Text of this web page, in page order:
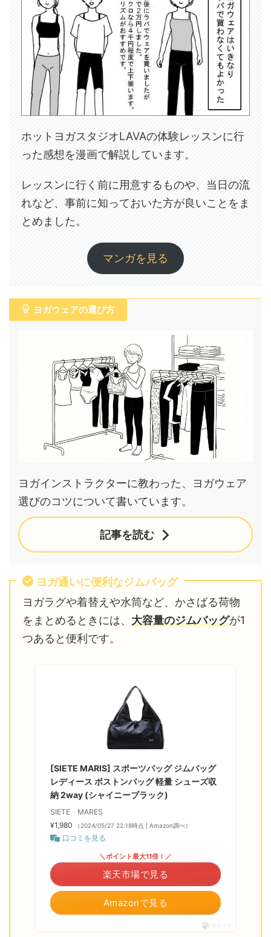
ホットヨガスタジオLAVAの体験レッスンに行
った感想を漫画で解説しています。
レッスンに行く前に用意するものや、当日の流
れなど、事前に知っておいた方が良いことをま
とめました。
マンガを見る
ヨガウェアの選び方
ヨガインストラクターに教わった、ヨガウェア
選びのコツについて書いています。
記事を読む
ヨガ通いに便利なジムバッグ
ヨガラグや着替えや水筒など、かさばる荷物
をまとめるときには、 大容量のジムバッグが1
つあると便利です。
[SIETE MARIS] スポーツバッグ ジムバッグ
レディース ボストンバッグ 軽量 シューズ収
納 2way (シャイニーブラック)
SIETE MARES
¥1,980
（2024/05/27 22:18時点 | Amazon調べ）
口コミを見る
Amazonで見る
＼ポイント最大11倍！／
楽天市場で見る
ポチップ